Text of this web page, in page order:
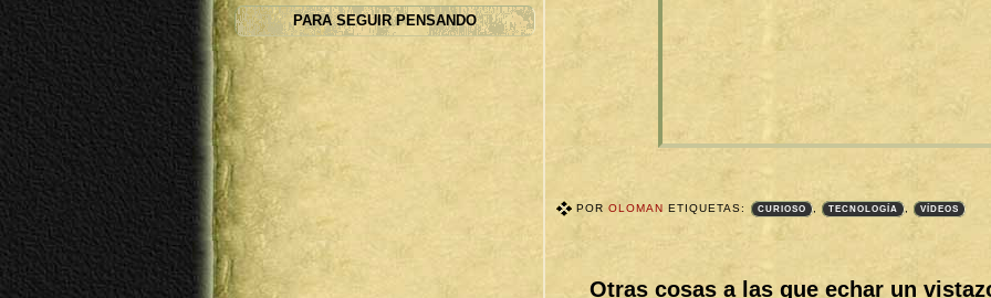
POROLOMANETIQUETAS: CURIOSO , TECNOLOGÍA , VÍDEOS
Otras cosas a las que echar un
PARA SEGUIR PENSANDO